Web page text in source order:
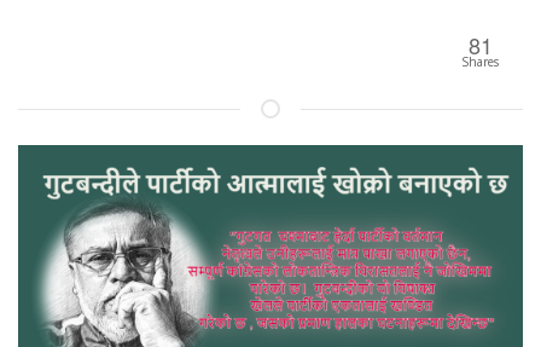
81
Shares